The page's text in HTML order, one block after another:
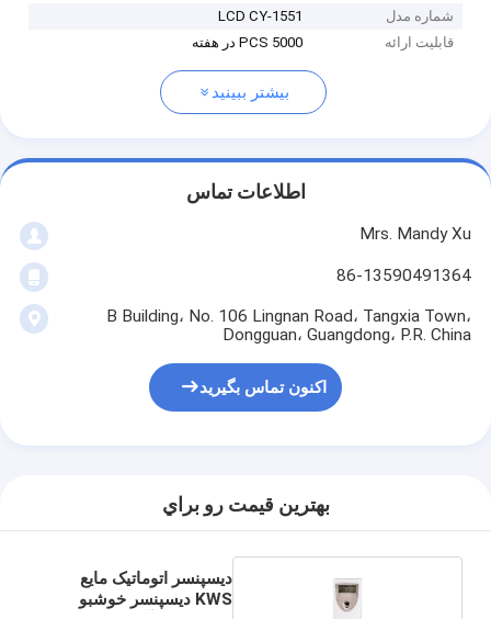
شماره مدل
LCD CY-1551
قابلیت ارائه
5000 PCS در هفته
بیشتر ببینید
اطلاعات تماس
Mrs. Mandy Xu
86-13590491364
B Building، No. 106 Lingnan Road، Tangxia Town،
Dongguan، Guangdong، P.R. China
اکنون تماس بگیرید
بهترين قيمت رو براي
دیسپنسر اتوماتیک مایع
KWS دیسپنسر خوشبو